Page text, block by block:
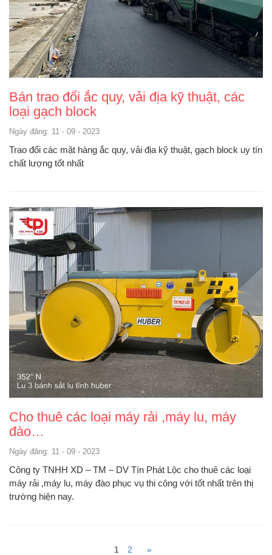
Bán trao đổi ắc quy, vải địa kỹ thuật, các
loại gạch block
Ngày đăng: 11 - 09 - 2023
Trao đổi các mặt hàng ắc quy, vải địa kỹ thuật, gạch block uy tín
chất lượng tốt nhất
Cho thuê các loại máy rải ,máy lu, máy
đào…
Ngày đăng: 11 - 09 - 2023
Công ty TNHH XD – TM – DV Tín Phát Lộc cho thuê các loại
máy rải ,máy lu, máy đào phục vụ thi công với tốt nhất trên thị
trường hiện nay.
1 2 »